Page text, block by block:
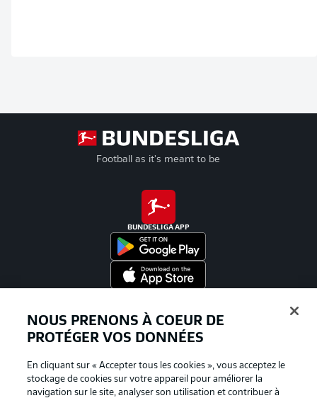
Football as it's meant to be
BUNDESLIGA APP
NOUS PRENONS À COEUR DE
PROTÉGER VOS DONNÉES
En cliquant sur « Accepter tous les cookies », vous acceptez le
stockage de cookies sur votre appareil pour améliorer la
navigation sur le site, analyser son utilisation et contribuer à